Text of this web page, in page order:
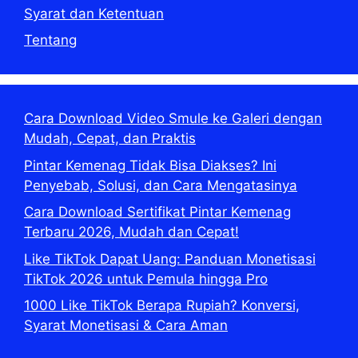
Syarat dan Ketentuan
Tentang
Cara Download Video Smule ke Galeri dengan
Mudah, Cepat, dan Praktis
Pintar Kemenag Tidak Bisa Diakses? Ini
Penyebab, Solusi, dan Cara Mengatasinya
Cara Download Sertifikat Pintar Kemenag
Terbaru 2026, Mudah dan Cepat!
Like TikTok Dapat Uang: Panduan Monetisasi
TikTok 2026 untuk Pemula hingga Pro
1000 Like TikTok Berapa Rupiah? Konversi,
Syarat Monetisasi & Cara Aman